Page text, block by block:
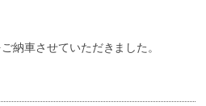
納車させていただきました。